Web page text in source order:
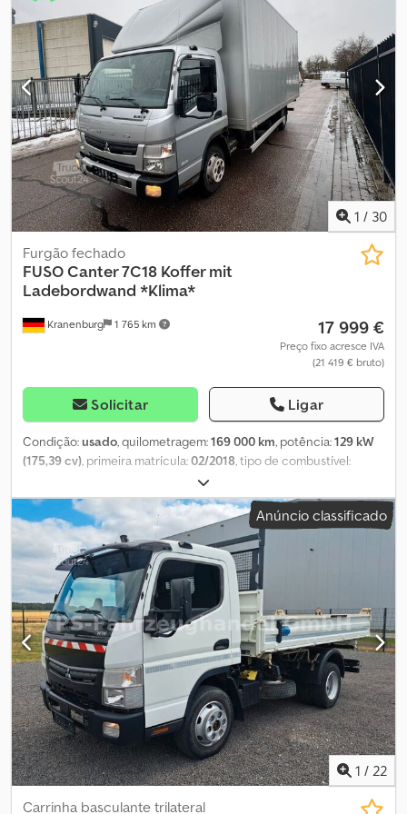
1 / 30
Kranenburg 1 765 km
Furgão fechado
FUSOCanter 7C18 Koffer mit
Ladebordwand *Klima*
17 999 €
Preço fixo acresce IVA
(21 419 € bruto)
Solicitar Ligar
Condição:usado, quilometragem:169 000 km, potência:129 kW
(175,39 cv), primeira matrícula:02/2018, tipo de combustível:
, próxima inspeção (TÜV):
prateado, tipo de engrenagem:automático, classe de emissão:
Euro 6, comprimento total:7 350 mm, largura total:2 550 mm,
altura total:
3 500 mm, comprimento do espaço de carga:
mm
, Equipamento:ABS, ar condicionado, fecho centralizado,
filtro de partículas, plataforma elevatória traseira
7C18 baú + plataforma elevatória Dedpfx Apezlp Hzoiock *
Plataforma elevatória * Direção assistida * Parede divisória *
Fecho centralizado * Kit mãos-livres * Tacógrafo eletrónico *
Computador de bordo Climatização: Ar condicionado Segurança:
ABS Plataforma elevatória BÄR, 750 KG Capacidade de reboque
3500 KG Espaço de carga: C 5,40 metros Carga útil: 3345 KG O
veículo está em muito bom estado Financiamento possível
Anúncio classificado
1 / 22
Carrinha basculante trilateral